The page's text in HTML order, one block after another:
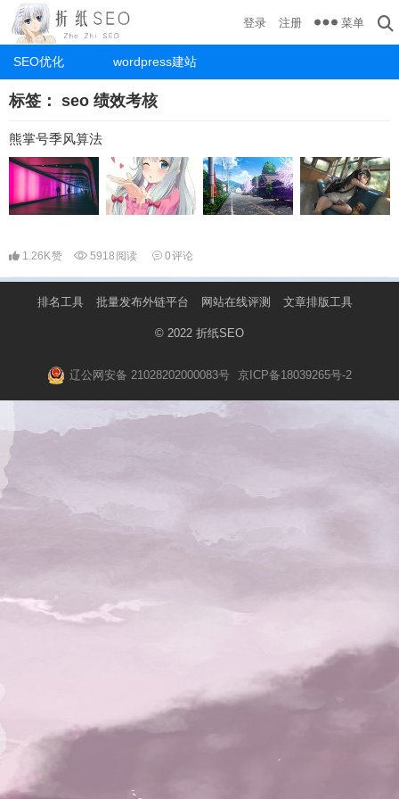
SEO优化 wordpress建站
登录 注册 菜单
标签： seo 绩效考核
熊掌号季风算法
1.26K赞 5918 阅读 0评论
排名工具 批量发布外链平台 网站在线评测 文章排版工具
© 2022 折纸SEO
辽公网安备 21028202000083号 京ICP备18039265号-2